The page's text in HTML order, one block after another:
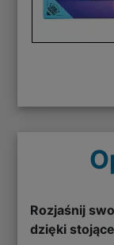
Rozjaśnij
dzięki